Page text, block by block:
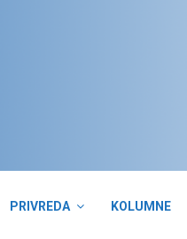
PRIVREDA KOLUMNE